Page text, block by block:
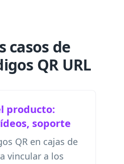
casos de
QR URL
producto:
soporte
QR en cajas de
vincular a los